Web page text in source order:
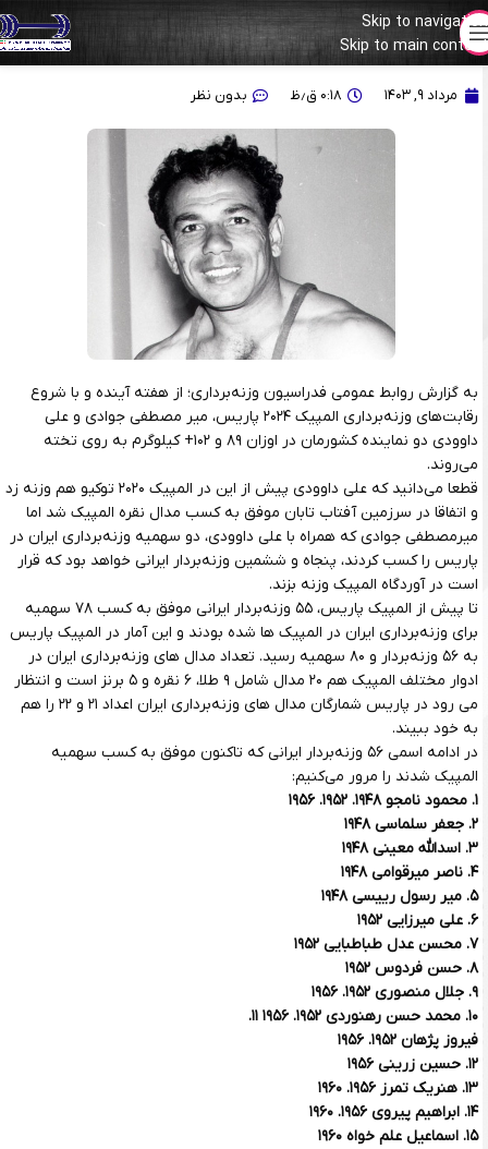
Skip to navigation
Skip to main content
۵۶ المپین تاریخ وزنه‌برداری ایران و ۲۰ مدال تاریخی
مرداد ۹, ۱۴۰۳ ۰:۱۸ ق٫ظ بدون نظر
به گزارش روابط عمومی فدراسیون وزنه‌برداری؛ از هفته آینده و با شروع
رقابت‌های وزنه‌برداری المپیک ۲۰۲۴ پاریس، میر مصطفی جوادی و علی
داوودی دو نماینده کشورمان در اوزان ۸۹ و ۱۰۲+ کیلوگرم به روی تخته
می‌روند.
قطعا می‌دانید که علی داوودی پیش از این در المپیک ۲۰۲۰ توکیو هم وزنه زد
و اتفاقا در سرزمین آفتاب تابان موفق به کسب مدال نقره المپیک شد اما
میرمصطفی جوادی که همراه با علی داوودی، دو سهمیه وزنه‌برداری ایران در
پاریس را کسب کردند، پنجاه و ششمین وزنه‌بردار ایرانی خواهد بود که قرار
است در آوردگاه المپیک وزنه بزند.
تا پیش از المپیک پاریس، ۵۵ وزنه‌بردار ایرانی موفق به کسب ۷۸ سهمیه
برای وزنه‌برداری ایران در المپیک ها شده بودند و این آمار در المپیک پاریس
به ۵۶ وزنه‌بردار و ۸۰ سهمیه رسید. تعداد مدال ‌های وزنه‌برداری ایران در
ادوار مختلف المپیک هم ۲۰ مدال شامل ۹ طلا، ۶ نقره و ۵ برنز است و انتظار
می رود در پاریس شمارگان مدال های وزنه‌برداری ایران اعداد ۲۱ و ۲۲ را هم
به خود ببیند.
در ادامه اسمی ۵۶ وزنه‌بردار ایرانی که تاکنون موفق به کسب سهمیه
المپیک شدند را مرور می‌کنیم:
۱. محمود نامجو ۱۹۴۸. ۱۹۵۲. ۱۹۵۶
۲. جعفر سلماسی ۱۹۴۸
۳. اسدالله معینی ۱۹۴۸
۴. ناصر میرقوامی ۱۹۴۸
۵. میر رسول رییسی ۱۹۴۸
۶. علی میرزایی ۱۹۵۲
۷. محسن عدل طباطبایی ۱۹۵۲
۸. حسن فردوس ۱۹۵۲
۹. جلال منصوری ۱۹۵۲. ۱۹۵۶
۱۰. محمد حسن رهنوردی ۱۹۵۲. ۱۹۵۶ ۱۱.
فیروز پژهان ۱۹۵۲. ۱۹۵۶
۱۲. حسین زرینی ۱۹۵۶
۱۳. هنریک تمرز ۱۹۵۶. ۱۹۶۰
۱۴. ابراهیم پیروی ۱۹۵۶. ۱۹۶۰
۱۵. اسماعیل علم خواه ۱۹۶۰